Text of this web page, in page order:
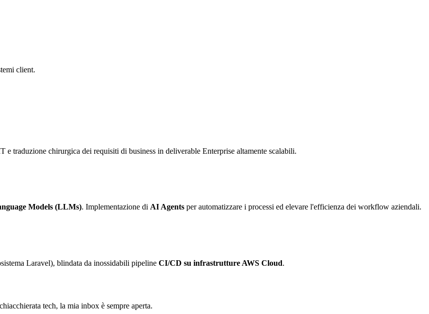
client.
traduzione chirurgica dei requisiti di business in deliverable Enterprise altamente scalabili.
Models (LLMs). Implementazione di AI Agents per automatizzare i processi ed elevare l'efficienza dei workflow aziendali.
Laravel), blindata da inossidabili pipeline CI/CD su infrastrutture AWS Cloud.
tech, la mia inbox è sempre aperta.